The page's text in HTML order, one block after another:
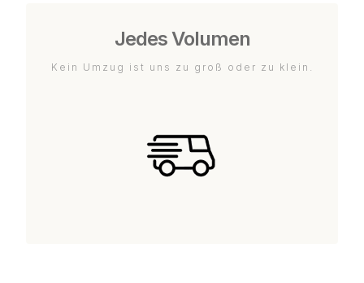
Jedes Volumen
Kein Umzug ist uns zu groß oder zu klein.